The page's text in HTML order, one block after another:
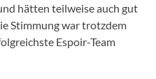
hätten teilweise auch gut
Stimmung war trotzdem
Espoir-Team